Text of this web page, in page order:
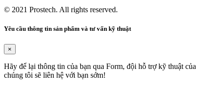
© 2021 Prostech. All rights reserved.
Yêu cầu thông tin sản phẩm và tư vấn kỹ thuật
×
Hãy để lại thông tin của bạn qua Form, đội hỗ trợ kỹ thuật của
chúng tôi sẽ liên hệ với bạn sớm!